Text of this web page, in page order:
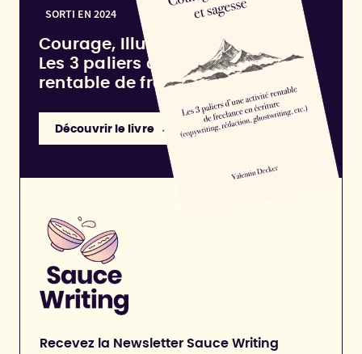
SORTI EN 2024
Courage, Illusions et Sagesse :
Les 3 paliers d'une activité
rentable de freelance en écriture
Découvrir le livre
Recevez la Newsletter Sauce Writing